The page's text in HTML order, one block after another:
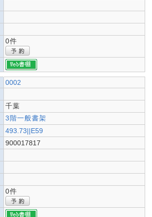
0件
0002
千葉
3階一般書架
493.73||E59
900017817
0件